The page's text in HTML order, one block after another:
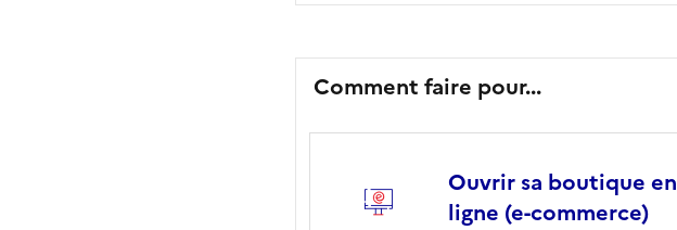
Comment faire pour...
Ouvrir sa boutique en
ligne (e-commerce)